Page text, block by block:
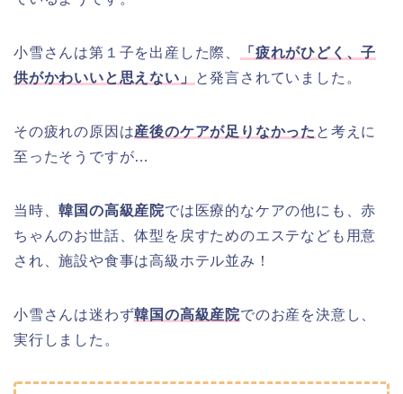
小雪さんは第１子を出産した際、
「疲れがひどく、子
供がかわいいと思えない」
と発言されていました。
その疲れの原因は産後のケアが足りなかった と考えに
至ったそうですが…
当時、韓国の高級産院では医療的なケアの他にも、赤
ちゃんのお世話、体型を戻すためのエステなども用意
され、施設や食事は高級ホテル並み！
小雪さんは迷わず韓国の高級産院でのお産を決意し、
実行しました。